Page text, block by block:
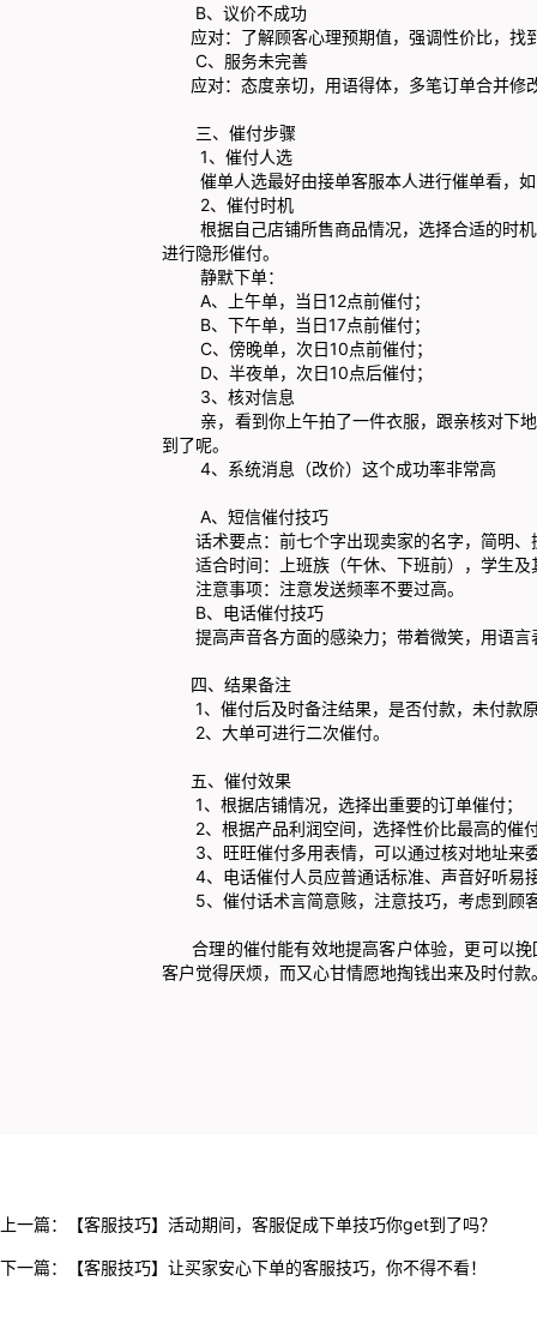
B、议价不成功
应对：了解顾客心理预期值，强调性价比，找
C、服务未完善
应对：态度亲切，用语得体，多笔订单合并修
三、催付步骤
1、催付人选
催单人选最好由接单客服本人进行催单看，如
2、催付时机
根据自己店铺所售商品情况，选择合适的时机
进行隐形催付。
静默下单：
A、上午单，当日12点前催付；
B、下午单，当日17点前催付；
C、傍晚单，次日10点前催付；
D、半夜单，次日10点后催付；
3、核对信息
亲，看到你上午拍了一件衣服，跟亲核对下地
到了呢。
4、系统消息（改价）这个成功率非常高
A、短信催付技巧
话术要点：前七个字出现卖家的名字，简明、
适合时间：上班族（午休、下班前），学生及
注意事项：注意发送频率不要过高。
B、电话催付技巧
提高声音各方面的感染力；带着微笑，用语言
四、结果备注
1、催付后及时备注结果，是否付款，未付款
2、大单可进行二次催付。
五、催付效果
1、根据店铺情况，选择出重要的订单催付；
2、根据产品利润空间，选择性价比最高的催
3、旺旺催付多用表情，可以通过核对地址来
4、电话催付人员应普通话标准、声音好听易
5、催付话术言简意赅，注意技巧，考虑到顾
合理的催付能有效地提高客户体验，更可以挽
客户觉得厌烦，而又心甘情愿地掏钱出来及时付款
上一篇： 【客服技巧】活动期间，客服促成下单技巧你get到了吗？
下一篇： 【客服技巧】让买家安心下单的客服技巧，你不得不看！